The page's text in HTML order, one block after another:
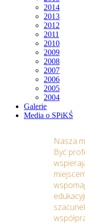
2014
2013
2012
2011
2010
2009
2008
2007
2006
2005
2004
Galerie
Media o SPiKŚ
Nasza
Być